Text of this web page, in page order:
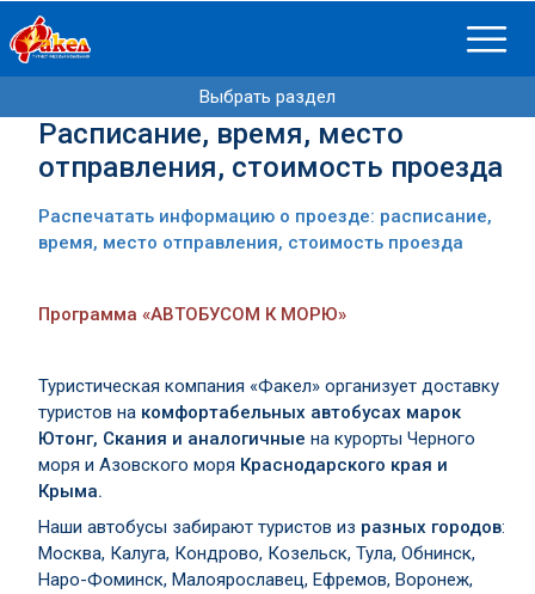
Выбрать раздел
Расписание, время, место
отправления, стоимость проезда
Распечатать информацию о проезде: расписание,
время, место отправления, стоимость проезда
Программа «АВТОБУСОМ К МОРЮ»
Туристическая компания «Факел» организует доставку
туристов на комфортабельных автобусах марок
Ютонг, Скания и аналогичные на курорты Черного
моря и Азовского моря Краснодарского края и
Крыма.
Наши автобусы забирают туристов из разных городов:
Москва, Калуга, Кондрово, Козельск, Тула, Обнинск,
Наро-Фоминск, Малоярославец, Ефремов, Воронеж,